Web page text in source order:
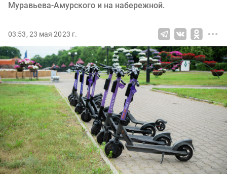
Муравьева-Амурского и на набережной.
03:53, 23 мая 2023 г.